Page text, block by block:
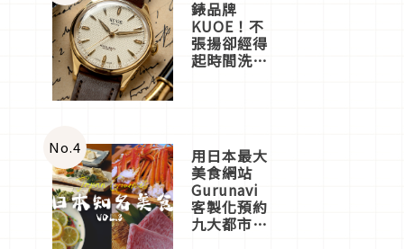
錶品牌
KUOE！不
張揚卻經得
起時間洗鍊
No.4 用日本最大
美食網站
Gurunavi
客製化預約
九大都市餐